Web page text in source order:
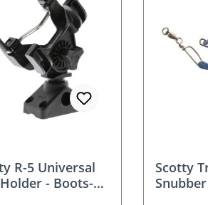
R-5 Universal
- Boots-
Scotty